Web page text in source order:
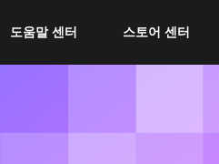
도움말 센터 스토어 센터